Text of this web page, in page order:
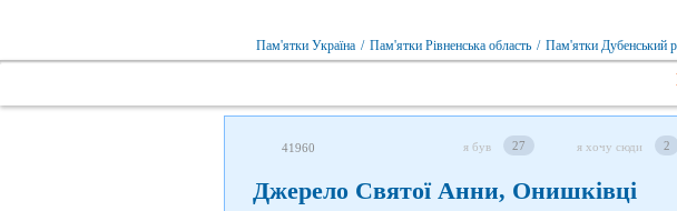
Пам'ятки Україна / Пам'ятки Рівненська область / Пам'ятки Дубенський
41960 я був 27 я хочу сюди 2
Джерело Святої Анни, Онишківці